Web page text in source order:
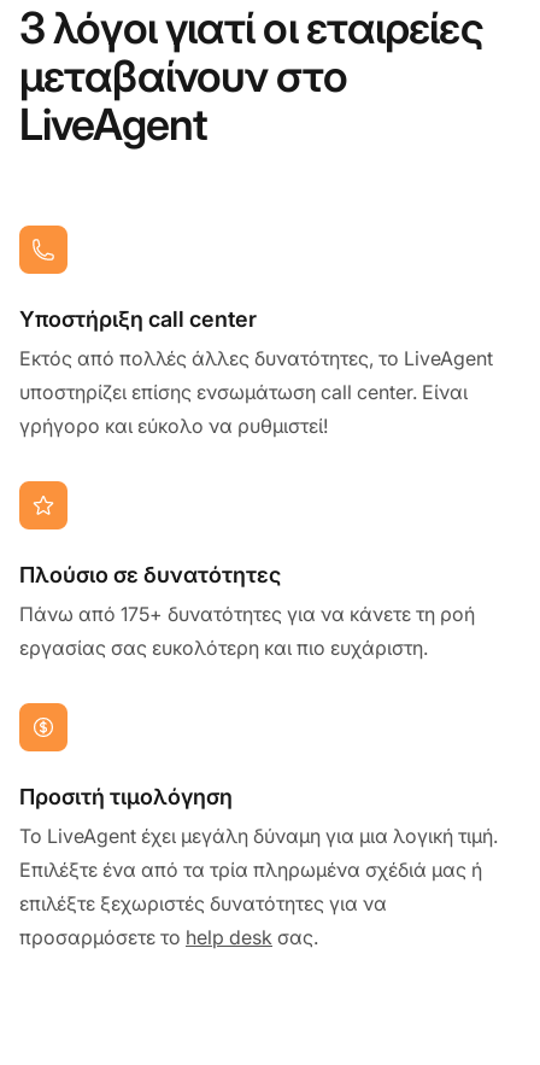
3 λόγοι γιατί οι εταιρείες
μεταβαίνουν στο
LiveAgent
Υποστήριξη call center
Εκτός από πολλές άλλες δυνατότητες, το LiveAgent
υποστηρίζει επίσης ενσωμάτωση call center. Είναι
γρήγορο και εύκολο να ρυθμιστεί!
Πλούσιο σε δυνατότητες
Πάνω από 175+ δυνατότητες για να κάνετε τη ροή
εργασίας σας ευκολότερη και πιο ευχάριστη.
Προσιτή τιμολόγηση
Το LiveAgent έχει μεγάλη δύναμη για μια λογική τιμή.
Επιλέξτε ένα από τα τρία πληρωμένα σχέδιά μας ή
επιλέξτε ξεχωριστές δυνατότητες για να
προσαρμόσετε το help desk σας.